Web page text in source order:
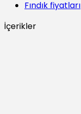
Fındık fiyatları
İçerikler